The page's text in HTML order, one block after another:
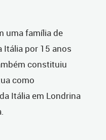
uma família de
Itália por 15 anos
constituiu
como
Itália em Londrina